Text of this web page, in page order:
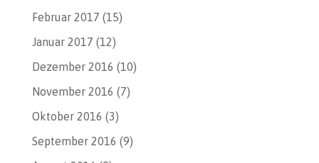
Februar 2017 (15)
Januar 2017 (12)
Dezember 2016 (10)
November 2016 (7)
Oktober 2016 (3)
September 2016 (9)